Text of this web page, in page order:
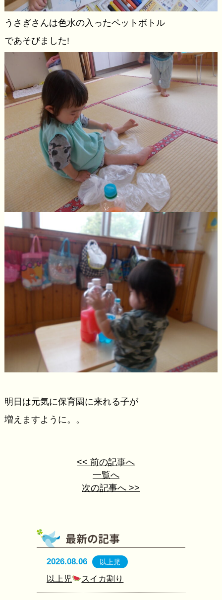
うさぎさんは色水の入ったペットボトル
であそびました!
明日は元気に保育園に来れる子が
増えますように。。
<< 前の記事へ
一覧へ
次の記事へ >>
2026.08.06 以上児
以上児 スイカ割り